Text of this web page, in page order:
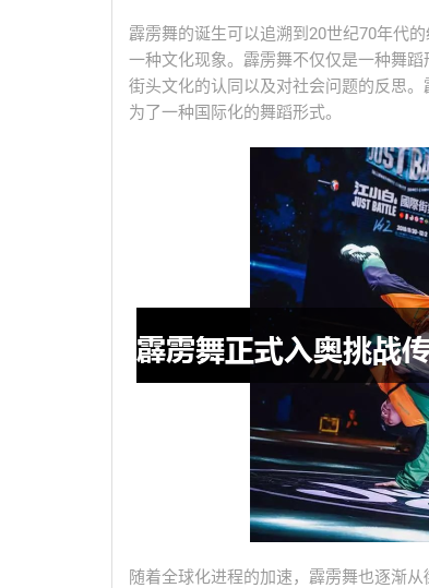
霹雳舞的诞生可以追溯到20世纪70年代
一种文化现象。霹雳舞不仅仅是一种舞
街头文化的认同以及对社会问题的反思
为了一种国际化的舞蹈形式。
随着全球化进程的加速，霹雳舞也逐渐